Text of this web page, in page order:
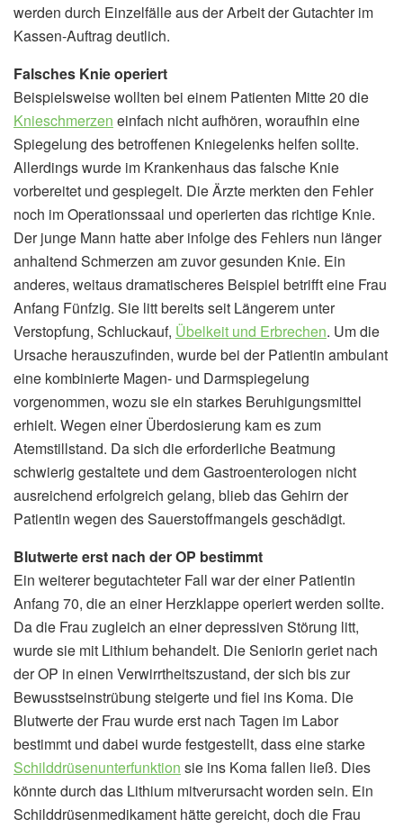
werden durch Einzelfälle aus der Arbeit der Gutachter im
Kassen-Auftrag deutlich.
Falsches Knie operiert
Beispielsweise wollten bei einem Patienten Mitte 20 die
Knieschmerzen einfach nicht aufhören, woraufhin eine
Spiegelung des betroffenen Kniegelenks helfen sollte.
Allerdings wurde im Krankenhaus das falsche Knie
vorbereitet und gespiegelt. Die Ärzte merkten den Fehler
noch im Operationssaal und operierten das richtige Knie.
Der junge Mann hatte aber infolge des Fehlers nun länger
anhaltend Schmerzen am zuvor gesunden Knie. Ein
anderes, weitaus dramatischeres Beispiel betrifft eine Frau
Anfang Fünfzig. Sie litt bereits seit Längerem unter
Verstopfung, Schluckauf, Übelkeit und Erbrechen. Um die
Ursache herauszufinden, wurde bei der Patientin ambulant
eine kombinierte Magen- und Darmspiegelung
vorgenommen, wozu sie ein starkes Beruhigungsmittel
erhielt. Wegen einer Überdosierung kam es zum
Atemstillstand. Da sich die erforderliche Beatmung
schwierig gestaltete und dem Gastroenterologen nicht
ausreichend erfolgreich gelang, blieb das Gehirn der
Patientin wegen des Sauerstoffmangels geschädigt.
Blutwerte erst nach der OP bestimmt
Ein weiterer begutachteter Fall war der einer Patientin
Anfang 70, die an einer Herzklappe operiert werden sollte.
Da die Frau zugleich an einer depressiven Störung litt,
wurde sie mit Lithium behandelt. Die Seniorin geriet nach
der OP in einen Verwirrtheitszustand, der sich bis zur
Bewusstseinstrübung steigerte und fiel ins Koma. Die
Blutwerte der Frau wurde erst nach Tagen im Labor
bestimmt und dabei wurde festgestellt, dass eine starke
Schilddrüsenunterfunktion sie ins Koma fallen ließ. Dies
könnte durch das Lithium mitverursacht worden sein. Ein
Schilddrüsenmedikament hätte gereicht, doch die Frau